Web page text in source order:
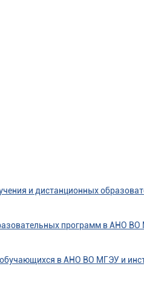
и дистанционных
программ в АНО
в АНО ВО МГЭУ и